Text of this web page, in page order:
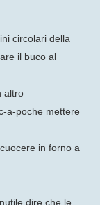
circolari della
il buco al
altro
a-poche mettere
in forno a
dire che le